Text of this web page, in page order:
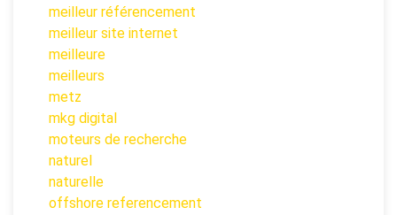
meilleur référencement
meilleur site internet
meilleure
meilleurs
metz
mkg digital
moteurs de recherche
naturel
naturelle
offshore referencement